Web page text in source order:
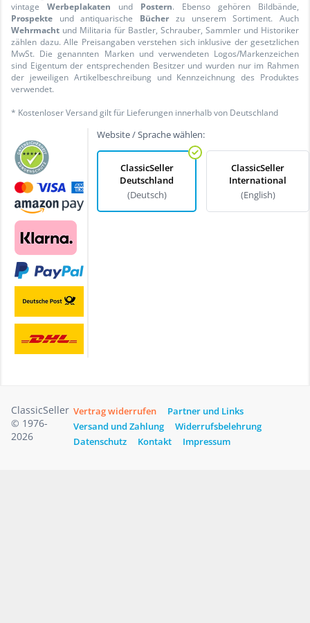
vintage Werbeplakaten und Postern. Ebenso gehören Bildbände,
Prospekte und antiquarische Bücher zu unserem Sortiment. Auch
Wehrmacht und Militaria für Bastler, Schrauber, Sammler und Historiker
zählen dazu. Alle Preisangaben verstehen sich inklusive der gesetzlichen
MwSt. Die genannten Marken und verwendeten Logos/Markenzeichen
sind Eigentum der entsprechenden Besitzer und wurden nur im Rahmen
der jeweiligen Artikelbeschreibung und Kennzeichnung des Produktes
verwendet.
* Kostenloser Versand gilt für Lieferungen innerhalb von Deutschland
Website / Sprache wählen:
ClassicSeller
Deutschland
(Deutsch)
ClassicSeller
International
(English)
ClassicSeller
© 1976-
2026
Vertrag widerrufen
Partner und Links
Versand und Zahlung
Widerrufsbelehrung
Datenschutz
Kontakt Impressum